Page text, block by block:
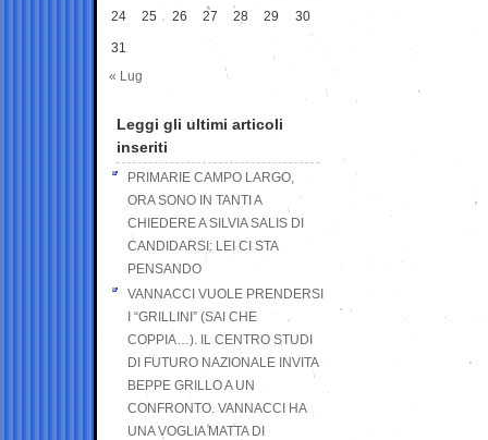
24 25 26 27 28 29 30
31
« Lug
Leggi gli ultimi articoli
inseriti
PRIMARIE CAMPO LARGO,
ORA SONO IN TANTI A
CHIEDERE A SILVIA SALIS DI
CANDIDARSI: LEI CI STA
PENSANDO
VANNACCI VUOLE PRENDERSI
I “GRILLINI” (SAI CHE
COPPIA…). IL CENTRO STUDI
DI FUTURO NAZIONALE INVITA
BEPPE GRILLO A UN
CONFRONTO. VANNACCI HA
UNA VOGLIA MATTA DI